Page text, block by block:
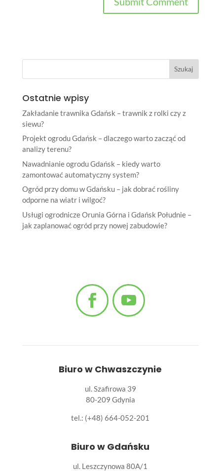
Ostatnie wpisy
Zakładanie trawnika Gdańsk – trawnik z rolki czy z
siewu?
Projekt ogrodu Gdańsk – dlaczego warto zacząć od
analizy terenu?
Nawadnianie ogrodu Gdańsk – kiedy warto
zamontować automatyczny system?
Ogród przy domu w Gdańsku – jak dobrać rośliny
odporne na wiatr i wilgoć?
Usługi ogrodnicze Orunia Górna i Gdańsk Południe –
jak zaplanować ogród przy nowej zabudowie?
Biuro w Chwaszczynie
ul. Szafirowa 39
80-209 Gdynia
tel.: (+48) 664-052-201
Biuro w Gdańsku
ul. Leszczynowa 80A/1